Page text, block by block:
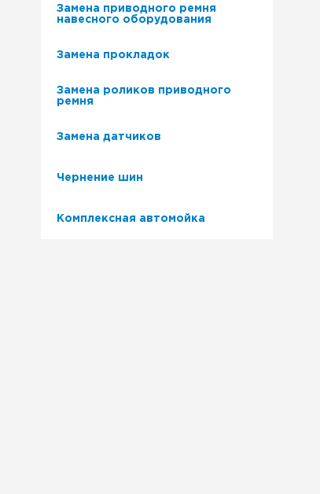
Замена приводного ремня
навесного оборудования
Замена прокладок
Замена роликов приводного
ремня
Замена датчиков
Чернение шин
Комплексная автомойка